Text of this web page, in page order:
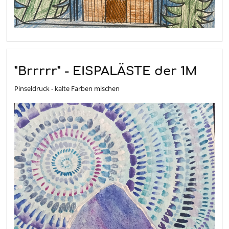
"Brrrrr" - EISPALÄSTE der 1M
Pinseldruck - kalte Farben mischen